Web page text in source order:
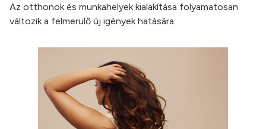
Az otthonok és munkahelyek kialakítása folyamatosan
változik a felmerülő új igények hatására.